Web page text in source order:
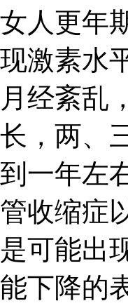
女人更年
现激素水
月经紊乱
长，两、
到一年左
管收缩症
是可能出
能下降的